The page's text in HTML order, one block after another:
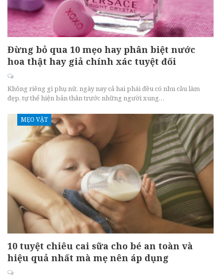
Đừng bỏ qua 10 mẹo hay phân biệt nước
hoa thật hay giả chính xác tuyệt đối
Không riêng gì phụ nữ, ngày nay cả hai phái đều có nhu cầu làm
đẹp, tự thể hiện bản thân trước những người xung…
MẸO VẶT
10 tuyệt chiêu cai sữa cho bé an toàn và
hiệu quả nhất mà mẹ nên áp dụng